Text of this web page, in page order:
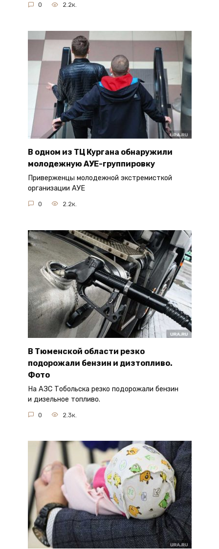
0 2.2к.
В одном из ТЦ Кургана обнаружили
молодежную АУЕ-группировку
Приверженцы молодежной экстремисткой
организации АУЕ
0 2.2к.
В Тюменской области резко
подорожали бензин и дизтопливо.
Фото
На АЗС Тобольска резко подорожали бензин
и дизельное топливо.
0 2.3к.